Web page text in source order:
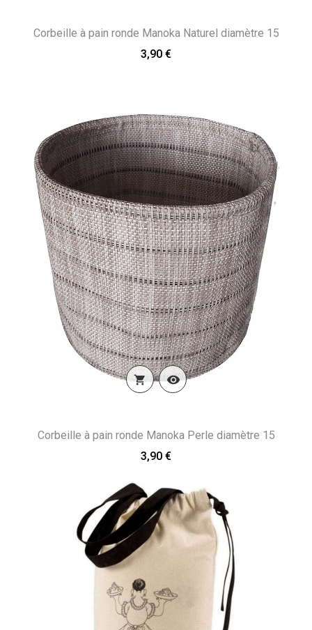
Corbeille à pain ronde Manoka Naturel diamètre 15
3,90 €
 
Corbeille à pain ronde Manoka Perle diamètre 15
3,90 €